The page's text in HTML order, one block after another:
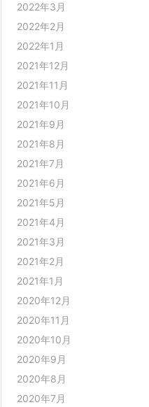
2022年3月
2022年2月
2022年1月
2021年12月
2021年11月
2021年10月
2021年9月
2021年8月
2021年7月
2021年6月
2021年5月
2021年4月
2021年3月
2021年2月
2021年1月
2020年12月
2020年11月
2020年10月
2020年9月
2020年8月
2020年7月